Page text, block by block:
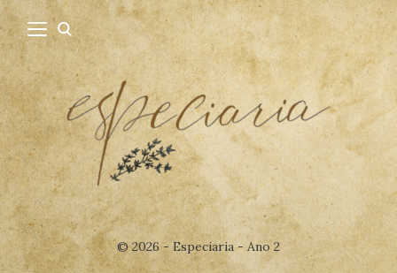
© 2026 - Especiaria - Ano 2